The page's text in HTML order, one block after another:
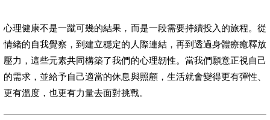
心理健康不是一蹴可幾的結果，而是一段需要持續投入的旅程。從
情緒的自我覺察，到建立穩定的人際連結，再到透過身體療癒釋放
壓力，這些元素共同構築了我們的心理韌性。當我們願意正視自己
的需求，並給予自己適當的休息與照顧，生活就會變得更有彈性、
更有溫度，也更有力量去面對挑戰。